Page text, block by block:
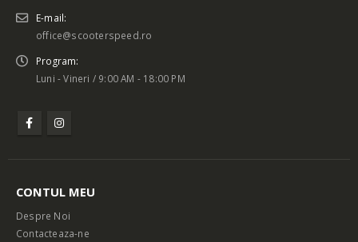
E-mail:
office@scooterspeed.ro
Program:
Luni - Vineri / 9:00 AM - 18:00 PM
CONTUL MEU
Despre Noi
Contacteaza-ne